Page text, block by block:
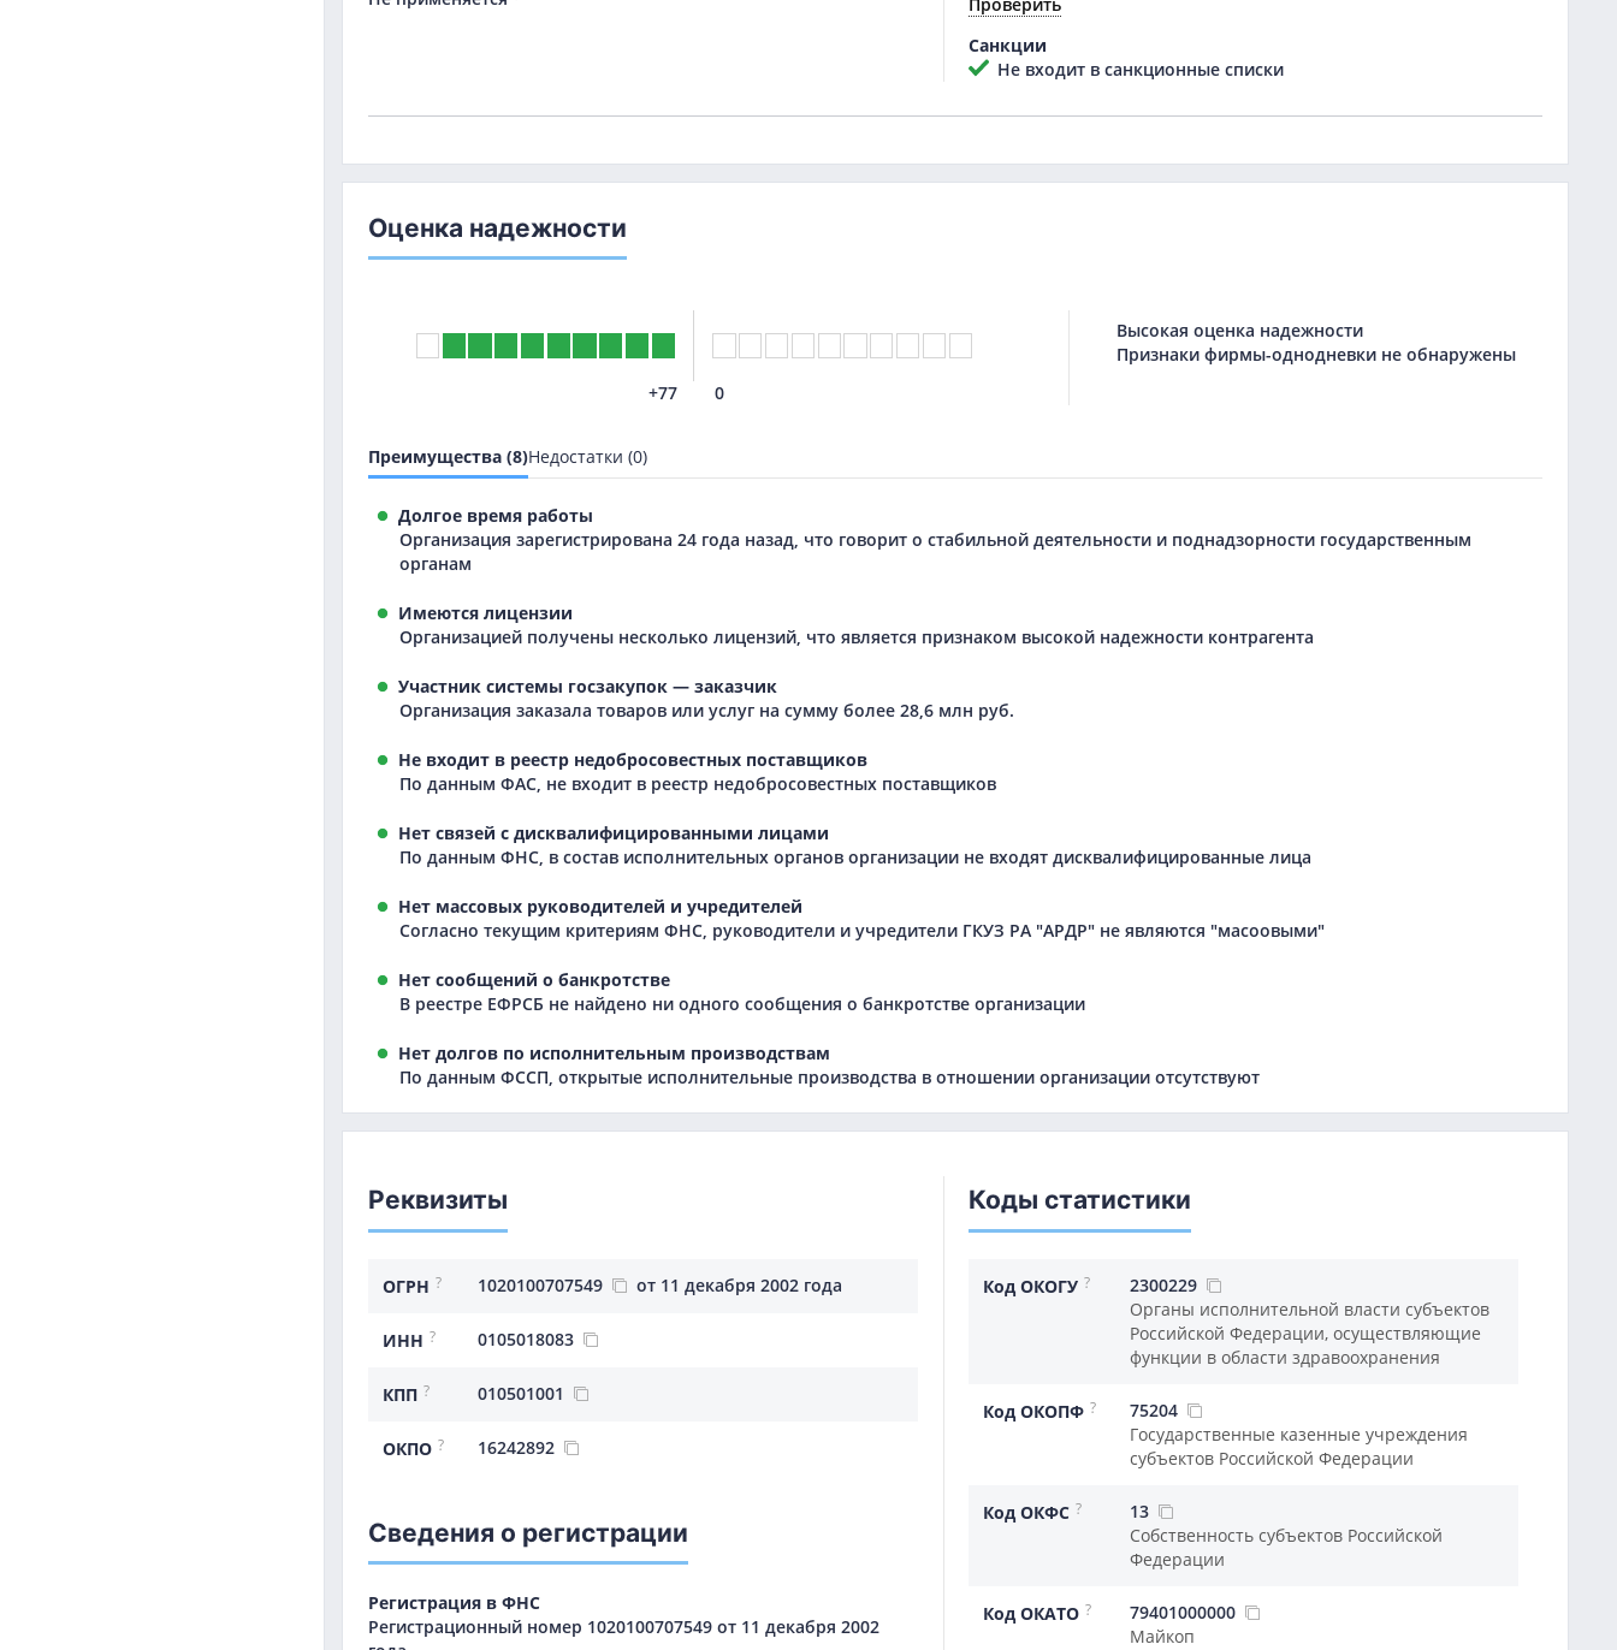
Санкции
Не входит в санкционные списки
Оценка надежности
+77 0
Высокая оценка надежности
Признаки фирмы-однодневки не обнаружены
Преимущества (8)Недостатки (0)
Долгое время работы
Организация зарегистрирована 24 года назад, что говорит о стабильной деятельности и поднадзорности государственным
органам
Имеются лицензии
Организацией получены несколько лицензий, что является признаком высокой надежности контрагента
Участник системы госзакупок — заказчик
Организация заказала товаров или услуг на сумму более 28,6 млн руб.
Не входит в реестр недобросовестных поставщиков
По данным ФАС, не входит в реестр недобросовестных поставщиков
Нет связей с дисквалифицированными лицами
По данным ФНС, в состав исполнительных органов организации не входят дисквалифицированные лица
Нет массовых руководителей и учредителей
Согласно текущим критериям ФНС, руководители и учредители ГКУЗ РА "АРДР" не являются "масоовыми"
Нет сообщений о банкротстве
В реестре ЕФРСБ не найдено ни одного сообщения о банкротстве организации
Нет долгов по исполнительным производствам
По данным ФССП, открытые исполнительные производства в отношении организации отсутствуют
Реквизиты
ОГРН ? 1020100707549 от 11 декабря 2002 года
ИНН ? 0105018083
КПП ? 010501001
ОКПО ? 16242892
Сведения о регистрации
Регистрация в ФНС
Регистрационный номер 1020100707549 от 11 декабря 2002
Коды статистики
Код ОКОГУ ?
2300229
Органы исполнительной власти субъектов
Российской Федерации, осуществляющие
функции в области здравоохранения
Код ОКОПФ ?
75204
Государственные казенные учреждения
субъектов Российской Федерации
Код ОКФС ?
13
Собственность субъектов Российской
Федерации
Код ОКАТО ?
79401000000
Майкоп